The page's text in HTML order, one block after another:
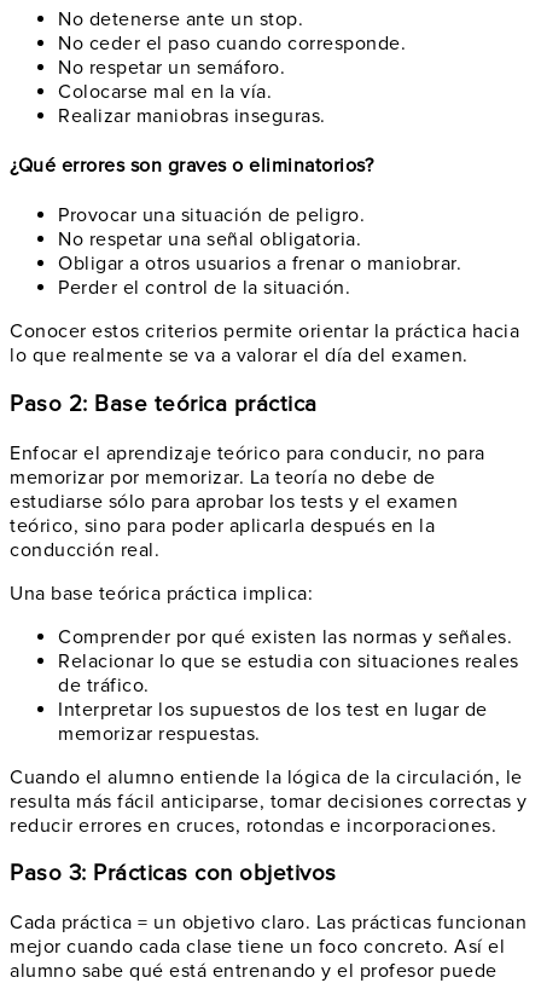
No detenerse ante un stop.
No ceder el paso cuando corresponde.
No respetar un semáforo.
Colocarse mal en la vía.
Realizar maniobras inseguras.
¿Qué errores son graves o eliminatorios?
Provocar una situación de peligro.
No respetar una señal obligatoria.
Obligar a otros usuarios a frenar o maniobrar.
Perder el control de la situación.
Conocer estos criterios permite orientar la práctica hacia
lo que realmente se va a valorar el día del examen.
Paso 2: Base teórica práctica
Enfocar el aprendizaje teórico para conducir, no para
memorizar por memorizar. La teoría no debe de
estudiarse sólo para aprobar los tests y el examen
teórico, sino para poder aplicarla después en la
conducción real.
Una base teórica práctica implica:
Comprender por qué existen las normas y señales.
Relacionar lo que se estudia con situaciones reales
de tráfico.
Interpretar los supuestos de los test en lugar de
memorizar respuestas.
Cuando el alumno entiende la lógica de la circulación, le
resulta más fácil anticiparse, tomar decisiones correctas y
reducir errores en cruces, rotondas e incorporaciones.
Paso 3: Prácticas con objetivos
Cada práctica = un objetivo claro. Las prácticas funcionan
mejor cuando cada clase tiene un foco concreto. Así el
alumno sabe qué está entrenando y el profesor puede